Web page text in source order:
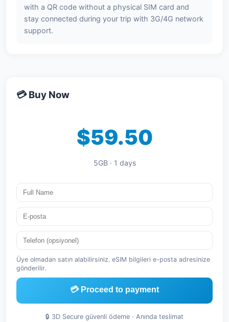
with a QR code without a physical SIM card and
stay connected during your trip with 3G/4G network
support.
💳 Buy Now
$59.50
5GB · 1 days
Üye olmadan satın alabilirsiniz. eSIM bilgileri e-posta adresinize
gönderilir.
💳 Proceed to payment
🔒 3D Secure güvenli ödeme · Anında teslimat